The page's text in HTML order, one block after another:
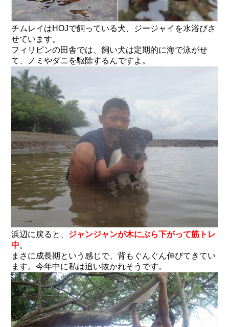
チムレイはHOJで飼っている犬、ジージャイを水浴びさ
せています。
フィリピンの田舎では、飼い犬は定期的に海で泳がせ
て、ノミやダニを駆除するんですよ。
浜辺に戻ると、 ジャンジャンが木にぶら下がって筋トレ
中。
まさに成長期という感じで、背もぐんぐん伸びてきてい
ます。今年中に私は追い抜かれそうです。